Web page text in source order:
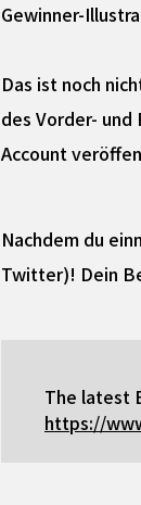
Gewinner-
Das ist noch
des Vorder-
Account
Nachdem du
Twitter)! Dein
The latest
https://